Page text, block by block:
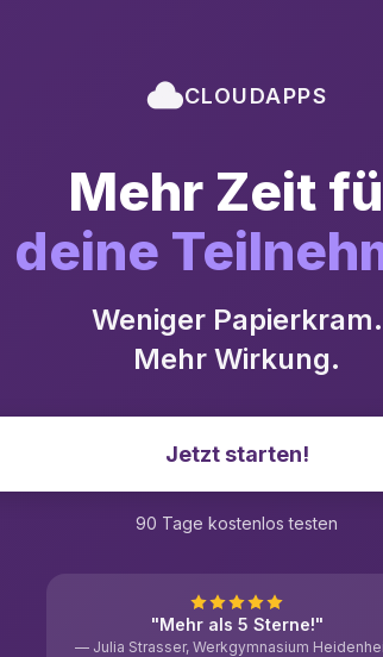
CLOUDAPPS
Mehr Zeit
deine
Weniger Papierkram.
Mehr Wirkung.
Jetzt starten!
90 Tage kostenlos testen
"Mehr als 5 Sterne!"
— Julia Strasser, Werkgymnasium